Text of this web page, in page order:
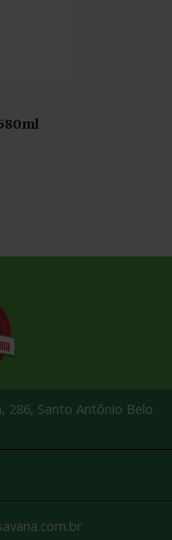
286, Santo Antônio Belo